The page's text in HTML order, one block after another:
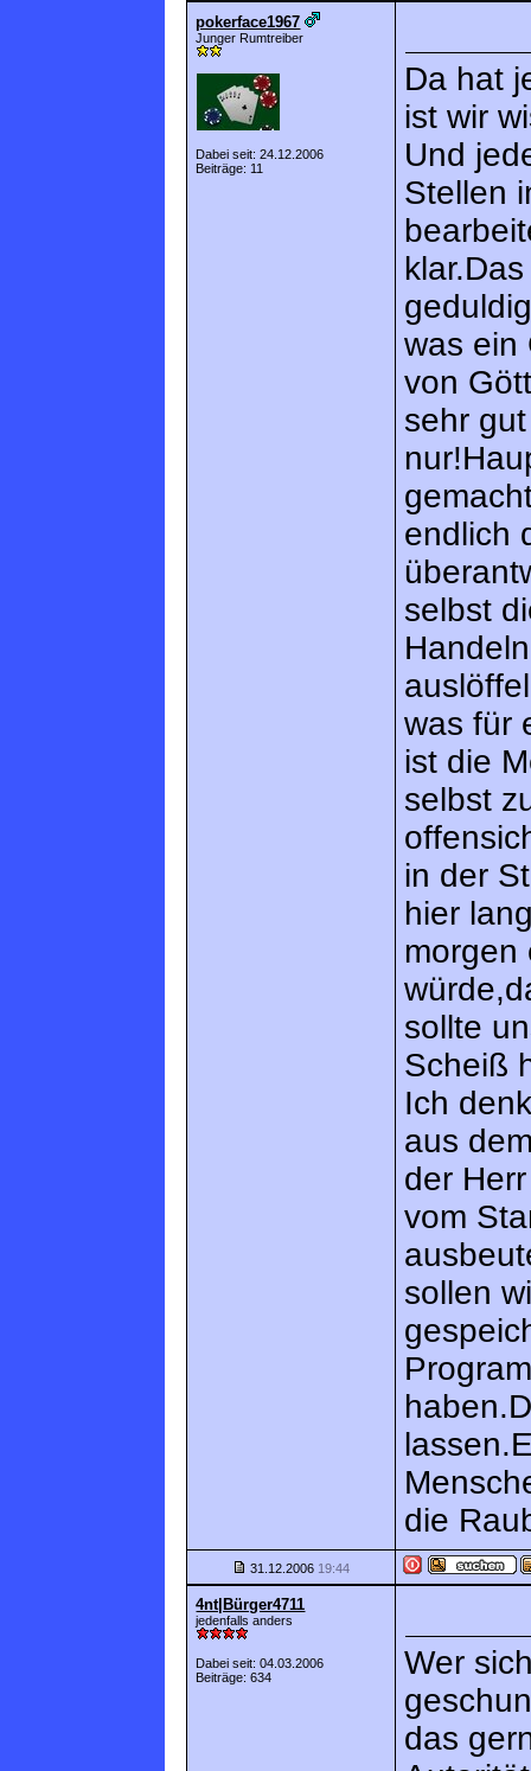
pokerface1967
Junger Rumtreiber
Dabei seit: 24.12.2006
Beiträge: 11
Da hat
ist wir
Und
Stellen
was ein
von
sehr
endlich
selbst
was für
ist die
selbst
in der
hier
morgen
sollte
Scheiß
Ich
aus
der
vom
sollen
die
31.12.2006 19:44
4nt|Bürger4711
jedenfalls anders
Dabei seit: 04.03.2006
Beiträge: 634
Wer
das